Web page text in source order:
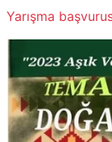
Yarışma